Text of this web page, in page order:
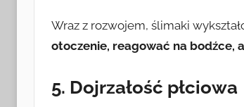
Wraz z rozwojem, ślimaki
otoczenie, reagować na bodźce,
5. Dojrzałość płciowa